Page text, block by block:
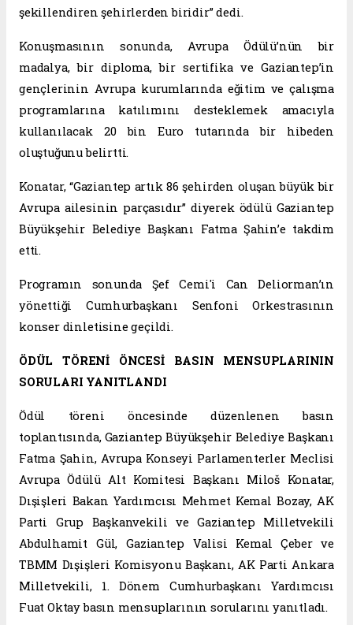
şekillendiren şehirlerden biridir” dedi.
Konuşmasının sonunda, Avrupa Ödülü’nün bir
madalya, bir diploma, bir sertifika ve Gaziantep’in
gençlerinin Avrupa kurumlarında eğitim ve çalışma
programlarına katılımını desteklemek amacıyla
kullanılacak 20 bin Euro tutarında bir hibeden
oluştuğunu belirtti.
Konatar, “Gaziantep artık 86 şehirden oluşan büyük bir
Avrupa ailesinin parçasıdır” diyerek ödülü Gaziantep
Büyükşehir Belediye Başkanı Fatma Şahin’e takdim
etti.
Programın sonunda Şef Cemi'i Can Deliorman’ın
yönettiği Cumhurbaşkanı Senfoni Orkestrasının
konser dinletisine geçildi.
ÖDÜL TÖRENİ ÖNCESİ BASIN MENSUPLARININ
SORULARI YANITLANDI
Ödül töreni öncesinde düzenlenen basın
toplantısında, Gaziantep Büyükşehir Belediye Başkanı
Fatma Şahin, Avrupa Konseyi Parlamenterler Meclisi
Avrupa Ödülü Alt Komitesi Başkanı Miloš Konatar,
Dışişleri Bakan Yardımcısı Mehmet Kemal Bozay, AK
Parti Grup Başkanvekili ve Gaziantep Milletvekili
Abdulhamit Gül, Gaziantep Valisi Kemal Çeber ve
TBMM Dışişleri Komisyonu Başkanı, AK Parti Ankara
Milletvekili, 1. Dönem Cumhurbaşkanı Yardımcısı
Fuat Oktay basın mensuplarının sorularını yanıtladı.